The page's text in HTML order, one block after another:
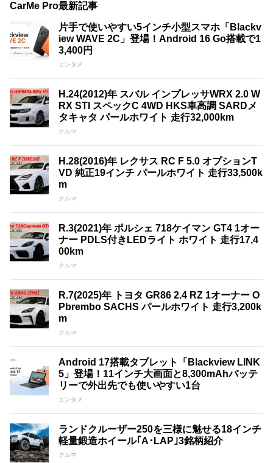
CarMe Pro最新記事
片手で使いやすい5インチ小型スマホ「Blackv
iew WAVE 2C」登場！Android 16 Go搭載で1
3,400円
エンタメ
H.24(2012)年 スバル インプレッサWRX 2.0 W
RX STI スペックC 4WD HKS車高調 SARDメ
タキャタ パールホワイト 走行32,000km
クルマ
H.28(2016)年 レクサス RC F 5.0 オプションT
VD 純正19インチ パールホワイト 走行33,500k
m
クルマ
R.3(2021)年 ポルシェ 718ケイマン GT4 1オー
ナー PDLS付きLEDライト ホワイト 走行17,4
00km
クルマ
R.7(2025)年 トヨタ GR86 2.4 RZ 1オーナー O
Pbrembo SACHS パールホワイト 走行3,200k
m
クルマ
Android 17搭載タブレット「Blackview LINK
5」登場！11インチ大画面と8,300mAhバッテ
リーで外出先でも使いやすい1台
エンタメ
ランドクルーザー250を三様に魅せる18インチ
軽量鍛造ホイール｢A･LAP｣3銘柄紹介
クルマ